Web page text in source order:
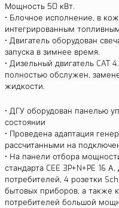
Мощность 50 кВт.
• Блочное исполнение, в
интегрированным
• Двигатель оборудован
запуска в зимнее время.
• Дизельный двигатель CAT
полностью обслужен,
жидкости.
• ДГУ оборудован панелью
состоянии
• Проведена адаптация
рассчитанными на
• На панели отбора
стандарта CEE 3P+N+PE 16
потребителей, 4 розетки
бытовых приборов, а также
потребителей большой